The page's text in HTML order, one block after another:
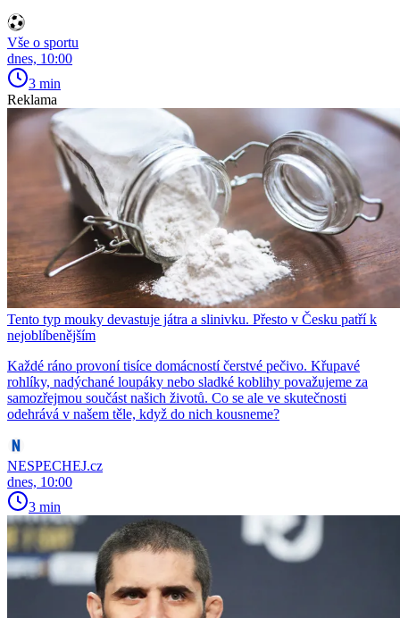
Vše o sportu
dnes, 10:00
3 min
Reklama
Tento typ mouky devastuje játra a slinivku. Přesto v Česku patří k
nejoblíbenějším
Každé ráno provoní tisíce domácností čerstvé pečivo. Křupavé
rohlíky, nadýchané loupáky nebo sladké koblihy považujeme za
samozřejmou součást našich životů. Co se ale ve skutečnosti
odehrává v našem těle, když do nich kousneme?
NESPECHEJ.cz
dnes, 10:00
3 min